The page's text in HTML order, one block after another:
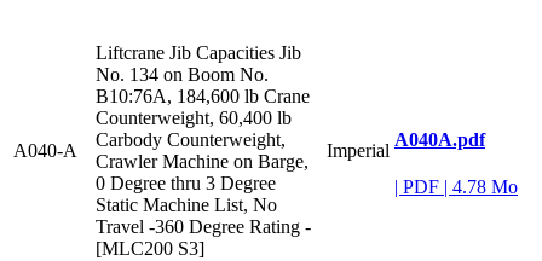
A040-A
Liftcrane Jib Capacities Jib
No. 134 on Boom No.
B10:76A, 184,600 lb Crane
Counterweight, 60,400 lb
Carbody Counterweight,
Crawler Machine on Barge,
0 Degree thru 3 Degree
Static Machine List, No
Travel -360 Degree Rating -
[MLC200 S3]
Imperial
A040A.pdf
| PDF | 4.78 Mo